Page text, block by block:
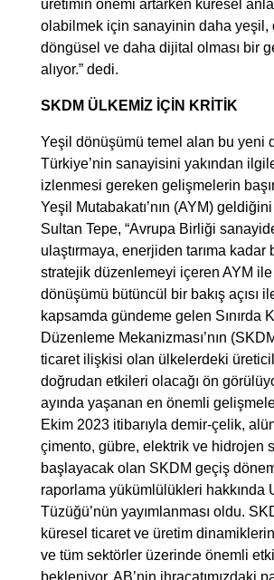
üretimin önemi artarken küresel
olabilmek için sanayinin daha yeşil,
döngüsel ve daha dijital olması bir
alıyor.” dedi.
SKDM ÜLKEMİZ İÇİN KRİTİK
Yeşil dönüşümü temel alan bu yeni
Türkiye’nin sanayisini yakından
izlenmesi gereken gelişmelerin
Yeşil Mutabakatı’nın (AYM)
Sultan Tepe, “Avrupa Birliği
ulaştırmaya, enerjiden tarıma kadar
stratejik düzenlemeyi içeren AYM ile
dönüşümü bütüncül bir bakış açısı
kapsamda gündeme gelen Sınırda
Düzenleme Mekanizması’nın
ticaret ilişkisi olan ülkelerdeki
doğrudan etkileri olacağı ön
ayında yaşanan en önemli
Ekim 2023 itibarıyla demir-çelik,
çimento, gübre, elektrik ve hidrojen
başlayacak olan SKDM geçiş
raporlama yükümlülükleri hakkında
Tüzüğü’nün yayımlanması oldu.
küresel ticaret ve üretim
ve tüm sektörler üzerinde önemli
bekleniyor. AB’nin ihracatımızdaki